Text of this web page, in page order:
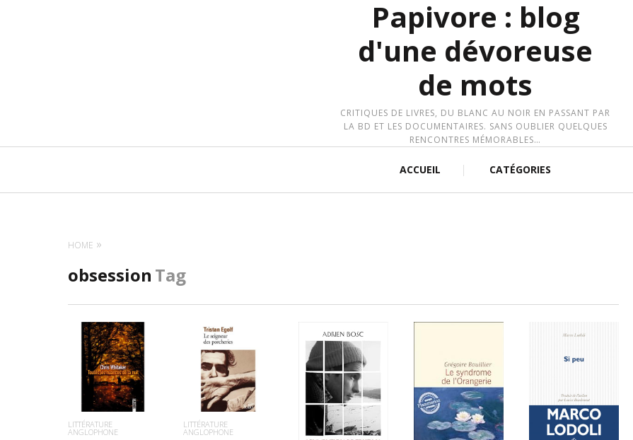
Papivore : blog
d'une dévoreuse
de mots
CRITIQUES DE LIVRES, DU BLANC AU NOIR EN PASSANT PAR
LA BD ET LES DOCUMENTAIRES. SANS OUBLIER QUELQUES
RENCONTRES MÉMORABLES…
ACCUEIL CATÉGORIES
HOME
obsession Tag
LIRE LA SUITE
LITTÉRATURE
ANGLOPHONE
LIRE LA SUITE
LITTÉRATURE
ANGLOPHONE
LIRE LA SUITE LIRE LA SUITE